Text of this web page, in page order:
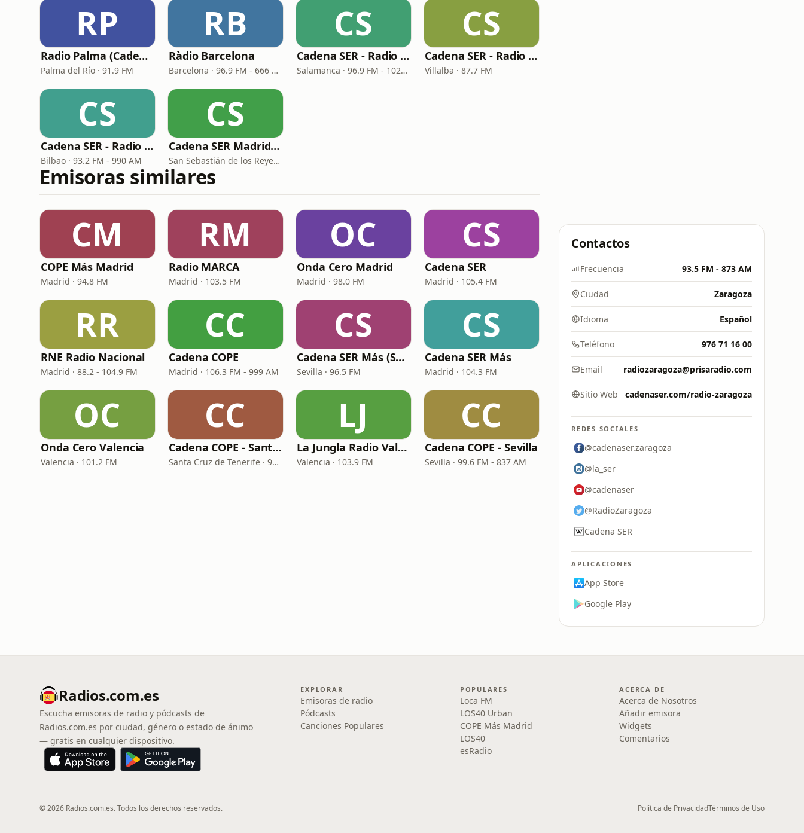
RP
Radio Palma (Cadena SER)
Palma del Río · 91.9 FM
RB
Ràdio Barcelona
Barcelona · 96.9 FM - 666 AM
CS
Cadena SER - Radio Salamanca
Salamanca · 96.9 FM - 1026 AM
CS
Cadena SER - Radio Principal Vilalba
Villalba · 87.7 FM
CS
Cadena SER - Radio Bilbao
Bilbao · 93.2 FM - 990 AM
CS
Cadena SER Madrid Norte
San Sebastián de los Reyes · 89.6 FM
Emisoras similares
CM
COPE Más Madrid
Madrid · 94.8 FM
RM
Radio MARCA
Madrid · 103.5 FM
OC
Onda Cero Madrid
Madrid · 98.0 FM
CS
Cadena SER
Madrid · 105.4 FM
RR
RNE Radio Nacional
Madrid · 88.2 - 104.9 FM
CC
Cadena COPE
Madrid · 106.3 FM - 999 AM
CS
Cadena SER Más (SER+ Sevilla)
Sevilla · 96.5 FM
CS
Cadena SER Más
Madrid · 104.3 FM
OC
Onda Cero Valencia
Valencia · 101.2 FM
CC
Cadena COPE - Santa Cruz de Tenerife
Santa Cruz de Tenerife · 97.1 FM - 882 AM
LJ
La Jungla Radio Valencia
Valencia · 103.9 FM
CC
Cadena COPE - Sevilla
Sevilla · 99.6 FM - 837 AM
Contactos
Frecuencia 93.5 FM - 873 AM
Ciudad Zaragoza
Idioma Español
Teléfono 976 71 16 00
Email radiozaragoza@prisaradio.com
Sitio Web cadenaser.com/radio-zaragoza
REDES SOCIALES
@cadenaser.zaragoza
@la_ser
@cadenaser
@RadioZaragoza
Cadena SER
APLICACIONES
App Store
Google Play
Radios.com.es
Escucha emisoras de radio y pódcasts de
Radios.com.es por ciudad, género o estado de ánimo
— gratis en cualquier dispositivo.
EXPLORAR
Emisoras de radio
Pódcasts
Canciones Populares
POPULARES
Loca FM
LOS40 Urban
COPE Más Madrid
LOS40
esRadio
ACERCA DE
Acerca de Nosotros
Añadir emisora
Widgets
Comentarios
© 2026 Radios.com.es. Todos los derechos reservados. Política de PrivacidadTérminos de Uso